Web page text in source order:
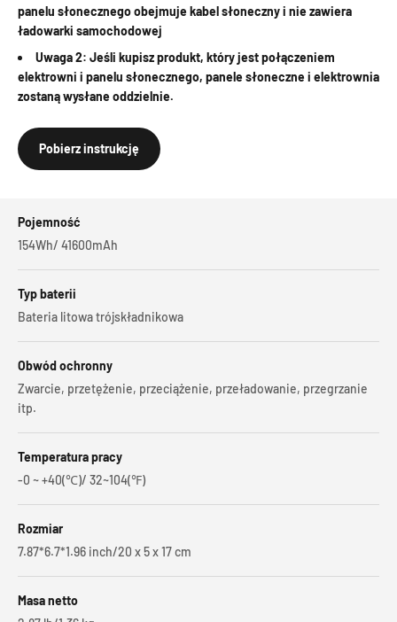
panelu słonecznego obejmuje kabel słoneczny i nie zawiera
ładowarki samochodowej
Uwaga 2: Jeśli kupisz produkt, który jest połączeniem
elektrowni i panelu słonecznego, panele słoneczne i elektrownia
zostaną wysłane oddzielnie.
Pobierz instrukcję
Pojemność
154Wh/ 41600mAh
Typ baterii
Bateria litowa trójskładnikowa
Obwód ochronny
Zwarcie, przetężenie, przeciążenie, przeładowanie, przegrzanie
itp.
Temperatura pracy
-0 ~ +40(℃)/ 32~104(℉)
Rozmiar
7.87*6.7*1.96 inch/‎20 x 5 x 17 cm
Masa netto